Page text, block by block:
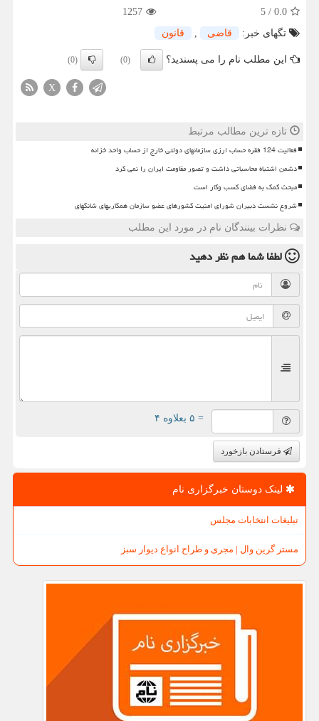
0.0
/
5
1257
تگهای خبر:
قاضی , قانون
این مطلب نام را می پسندید؟ (0)
(0)
X
تازه ترین مطالب مرتبط
فعالیت 124 فقره حساب ارزی سازمانهای دولتی خارج از حساب واحد خزانه
دشمن اشتباه محاسباتی داشت و تصور مقاومت ایران را نمی کرد
مبحث کمک به فضای کسب وکار است
شروع نشست دبیران شورای امنیت کشورهای عضو سازمان همکاریهای شانگهای
نظرات بینندگان نام در مورد این مطلب
لطفا شما همنظر دهید
= ۵ بعلاوه ۴
فرستادن بازخورد
لینک دوستان خبرگزاری نام
تبلیغات انتخابات مجلس
مستر گرین وال | مجری و طراح انواع دیوار سبز